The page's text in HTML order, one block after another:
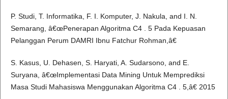
P. Studi, T. Informatika, F. I. Komputer, J. Nakula, and I. N.
Semarang, â€œPenerapan Algoritma C4 . 5 Pada Kepuasan
Pelanggan Perum DAMRI Ibnu Fatchur Rohman,â€
S. Kasus, U. Dehasen, S. Haryati, A. Sudarsono, and E.
Suryana, â€œImplementasi Data Mining Untuk Memprediksi
Masa Studi Mahasiswa Menggunakan Algoritma C4 . 5,â€ 2015